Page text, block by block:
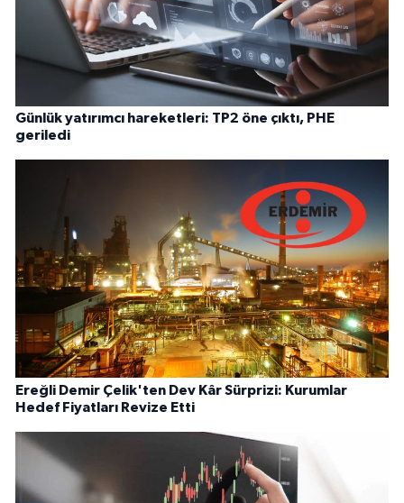
Günlük yatırımcı hareketleri: TP2 öne çıktı, PHE
geriledi
Ereğli Demir Çelik'ten Dev Kâr Sürprizi: Kurumlar
Hedef Fiyatları Revize Etti